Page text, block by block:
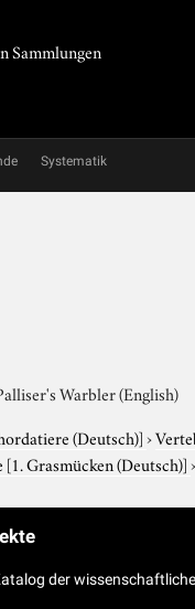
Sammlungen
Systematik
Warbler (English)
(Deutsch)]›
[1. Grasmücken (Deutsch)]
der